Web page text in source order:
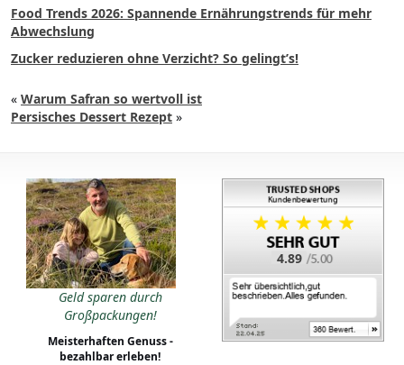
Food Trends 2026: Spannende Ernährungstrends für mehr
Abwechslung
Zucker reduzieren ohne Verzicht? So gelingt’s!
« Warum Safran so wertvoll ist
Persisches Dessert Rezept »
Geld sparen durch
Großpackungen!
Meisterhaften Genuss -
bezahlbar erleben!
4.89